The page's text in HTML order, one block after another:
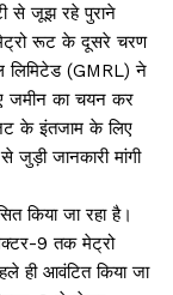
से जूझ रहे पुराने
रूट के दूसरे चरण
लिमिटेड (GMRL) ने
जमीन का चयन कर
के इंतजाम के लिए
जुड़ी जानकारी मांगी
किया जा रहा है।
9 तक मेट्रो
ही आवंटित किया जा